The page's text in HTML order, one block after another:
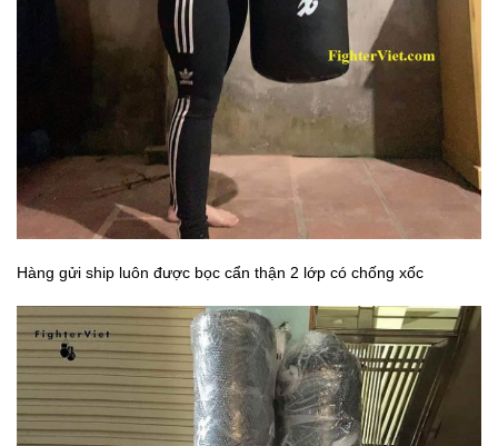
Hàng gửi ship luôn được bọc cẩn thận 2 lớp có chống xốc